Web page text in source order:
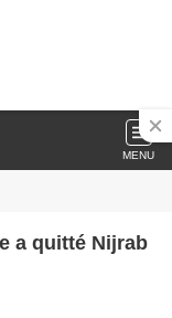
MENU
a quitté Nijrab